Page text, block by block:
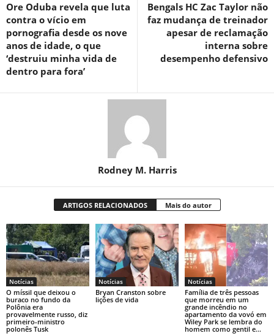
Ore Oduba revela que luta
contra o vício em
pornografia desde os nove
anos de idade, o que
‘destruiu minha vida de
dentro para fora’
Bengals HC Zac Taylor não
faz mudança de treinador
apesar de reclamação
interna sobre
desempenho defensivo
Rodney M. Harris
ARTIGOS RELACIONADOS Mais do autor
Notícias
O míssil que deixou o
buraco no fundo da
Polônia era
provavelmente russo, diz
primeiro-ministro
polonês Tusk
Notícias
Bryan Cranston sobre
lições de vida
Notícias
Família de três pessoas
que morreu em um
grande incêndio no
apartamento da vovó em
Wiley Park se lembra do
homem como gentil e...